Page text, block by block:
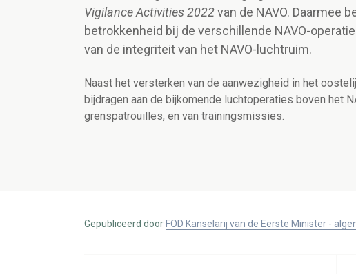
Vigilance Activities 2022van de NAVO. Daarmee
betrokkenheid bij de verschillende NAVO-
van de integriteit van het NAVO-luchtruim.
Naast het versterken van de aanwezigheid in het
bijdragen aan de bijkomende luchtoperaties boven het
grenspatrouilles, en van trainingsmissies.
Gepubliceerd door FOD Kanselarij van de Eerste Minister -